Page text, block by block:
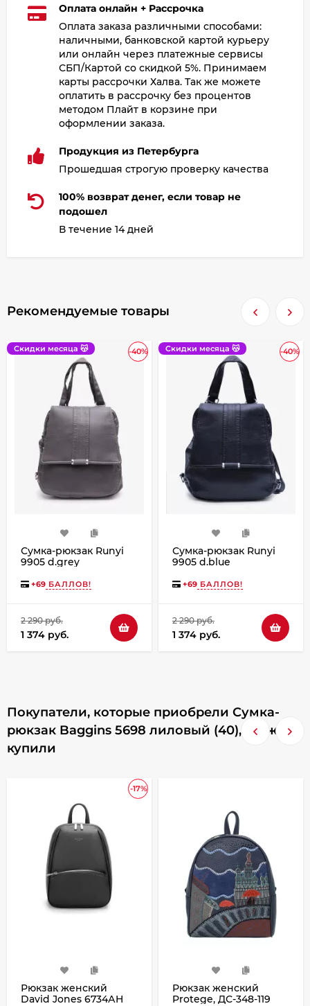
Оплата онлайн + Рассрочка
Оплата заказа различными способами:
наличными, банковской картой курьеру
или онлайн через платежные сервисы
СБП/Картой со скидкой 5%. Принимаем
карты рассрочки Халва. Так же можете
оплатить в рассрочку без процентов
методом Плайт в корзине при
оформлении заказа.
Продукция из Петербурга
Прошедшая строгую проверку качества
100% возврат денег, если товар не
подошел
В течение 14 дней
Рекомендуемые товары
-40%
Скидки месяца 😽
Сумка-рюкзак Runyi
9905 d.grey
+69 БАЛЛОВ!
2 290 руб.
1 374 руб.
-40%
Скидки месяца 😽
Сумка-рюкзак Runyi
9905 d.blue
+69 БАЛЛОВ!
2 290 руб.
1 374 руб.
Покупатели, которые приобрели Сумка-
рюкзак Baggins 5698 лиловый (40), также
купили
-17%
Рюкзак женский
David Jones 6734АH
Рюкзак женский
Protege, ДС-348-119